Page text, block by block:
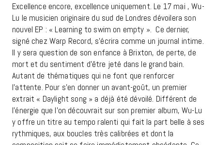
Excellence encore, excellence uniquement. Le 17 mai , Wu-
Lu le musicien originaire du sud de Londres dévoilera son
nouvel EP : « Learning to swim on empty ». Ce dernier,
signé chez Warp Record, s’écrira comme un journal intime.
Il y sera question de son enfance à Brixton, de perte, de
mort et du sentiment d’être jeté dans le grand bain.
Autant de thématiques qui ne font que renforcer
l’attente. Pour s’en donner un avant-goût, un premier
extrait « Daylight song » a déjà été dévoilé. Différent de
l’énergie que l’on découvrait sur son premier album, Wu-Lu
y offre un titre au tempo ralenti qui fait la part belle à ses
rythmiques, aux boucles très calibrées et dont la